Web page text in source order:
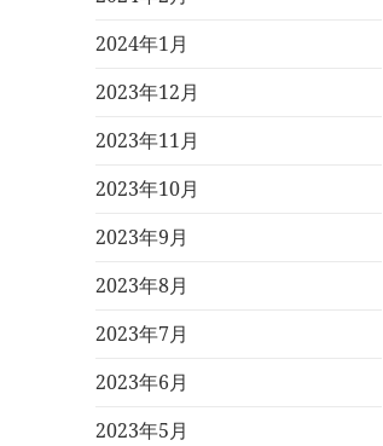
2024年1月
2023年12月
2023年11月
2023年10月
2023年9月
2023年8月
2023年7月
2023年6月
2023年5月